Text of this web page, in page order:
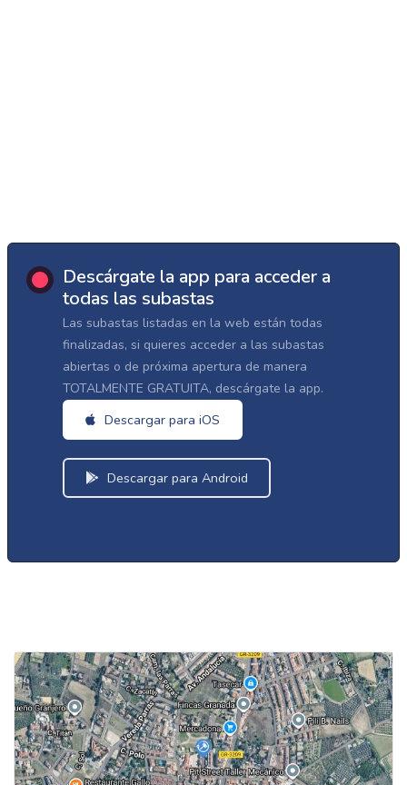
Descárgate la app para acceder a
todas las subastas
Las subastas listadas en la web están todas
finalizadas, si quieres acceder a las subastas
abiertas o de próxima apertura de manera
TOTALMENTE GRATUITA, descárgate la app.
Descargar para iOS
Descargar para Android